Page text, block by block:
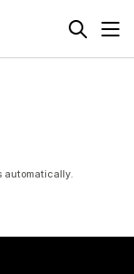
automatically.